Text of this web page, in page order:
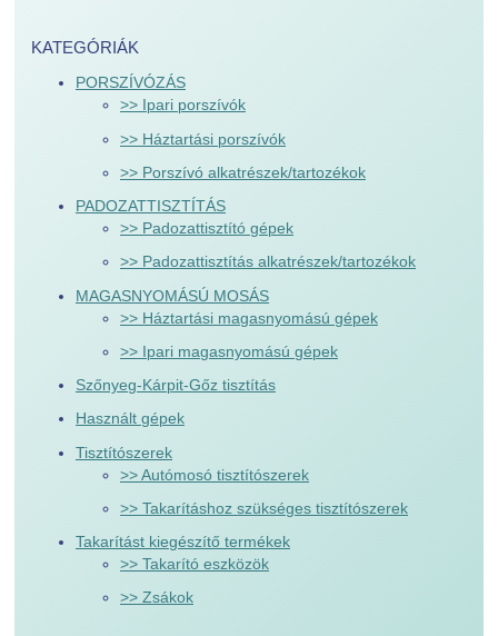
KATEGÓRIÁK
PORSZÍVÓZÁS
>> Ipari porszívók
>> Háztartási porszívók
>> Porszívó alkatrészek/tartozékok
PADOZATTISZTÍTÁS
>> Padozattisztító gépek
>> Padozattisztítás alkatrészek/tartozékok
MAGASNYOMÁSÚ MOSÁS
>> Háztartási magasnyomású gépek
>> Ipari magasnyomású gépek
Szőnyeg-Kárpit-Gőz tisztítás
Használt gépek
Tisztítószerek
>> Autómosó tisztítószerek
>> Takarításhoz szükséges tisztítószerek
Takarítást kiegészítő termékek
>> Takarító eszközök
>> Zsákok